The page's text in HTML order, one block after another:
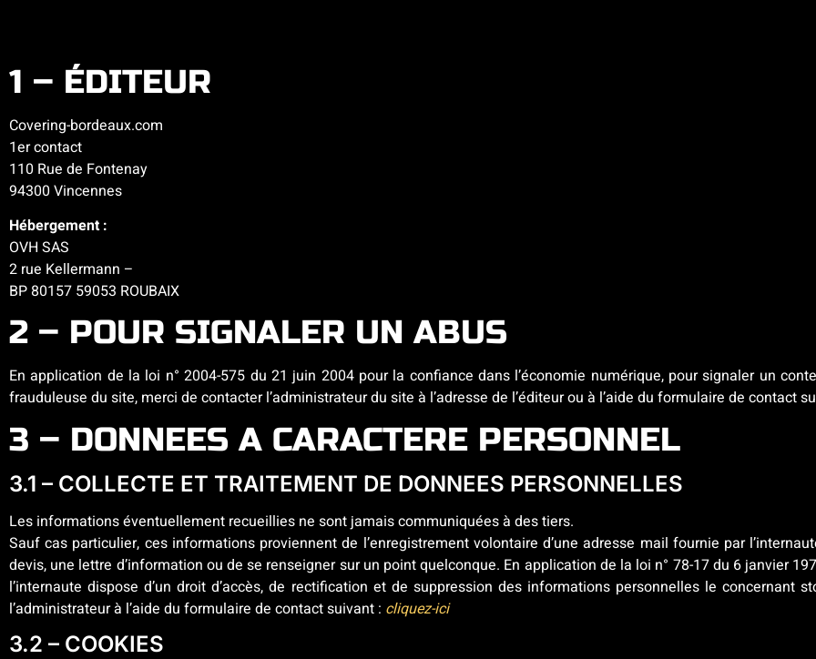
1 – ÉDITEUR
Covering-bordeaux.com
1er contact
110 Rue de Fontenay
94300 Vincennes
Hébergement :
OVH SAS
2 rue Kellermann –
BP 80157 59053 ROUBAIX
2 – POUR SIGNALER UN ABUS
En application de la loi n° 2004-575 du 21 juin 2004 pour la confiance dans l’économie numérique, pour signaler un
frauduleuse du site, merci de contacter l’administrateur du site à l’adresse de l’éditeur ou à l’aide du formulaire de contact
3 – DONNEES A CARACTERE PERSONNEL
3.1 – COLLECTE ET TRAITEMENT DE DONNEES PERSONNELLES
Les informations éventuellement recueillies ne sont jamais communiquées à des tiers.
Sauf cas particulier, ces informations proviennent de l’enregistrement volontaire d’une adresse mail fournie par
devis, une lettre d’information ou de se renseigner sur un point quelconque. En application de la loi n° 78-17 du 6 janvier
l’internaute dispose d’un droit d’accès, de rectification et de suppression des informations personnelles le concernant
l’administrateur à l’aide du formulaire de contact suivant : cliquez-ici
3.2 – COOKIES